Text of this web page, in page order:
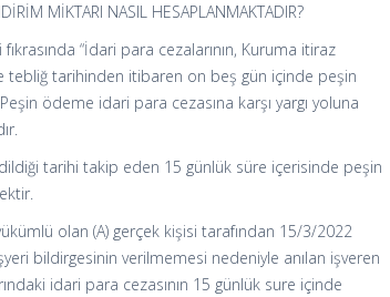
MİKTARI NASIL HESAPLANMAKTADIR?
“İdari para cezalarının, Kuruma itiraz
tebliğ tarihinden itibaren on beş gün içinde peşin
ödeme idari para cezasına karşı yargı yoluna
tarihi takip eden 15 günlük süre içerisinde peşin
olan (A) gerçek kişisi tarafından 15/3/2022
bildirgesinin verilmemesi nedeniyle anılan işveren
idari para cezasının 15 günlük sure içinde